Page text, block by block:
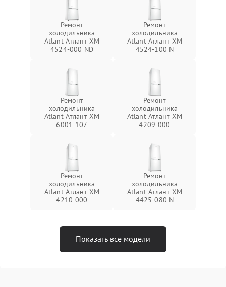
Ремонт
холодильника
Atlant Атлант ХМ
4524-000 ND
Ремонт
холодильника
Atlant Атлант ХМ
4524-100 N
Ремонт
холодильника
Atlant Атлант ХМ
6001-107
Ремонт
холодильника
Atlant Атлант ХМ
4209-000
Ремонт
холодильника
Atlant Атлант ХМ
4210-000
Ремонт
холодильника
Atlant Атлант ХМ
4425-080 N
Показать все модели